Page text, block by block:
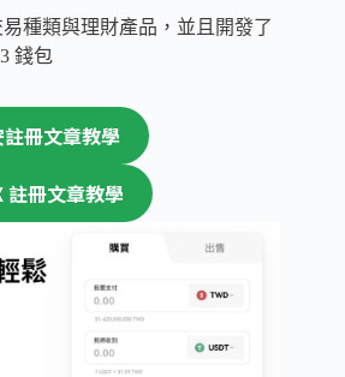
種類與理財產品，並且開發了
錢包
註冊文章教學
註冊文章教學